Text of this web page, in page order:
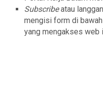
Subscribeatau
mengisi form di
yang mengakses web